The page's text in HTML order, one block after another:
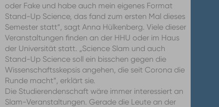
oder Fake und habe auch mein eigenes Format
Stand-Up Science, das fand zum ersten Mal dieses
Semester statt“, sagt Anna Hülkenberg. Viele dieser
Veranstaltungen finden an der HHU oder im Haus
der Universität statt. „Science Slam und auch
Stand-Up Science soll ein bisschen gegen die
Wissenschaftsskepsis angehen, die seit Corona die
Runde macht“, erklärt sie.
Die Studierendenschaft wäre immer interessiert an
Slam-Veranstaltungen. Gerade die Leute an der